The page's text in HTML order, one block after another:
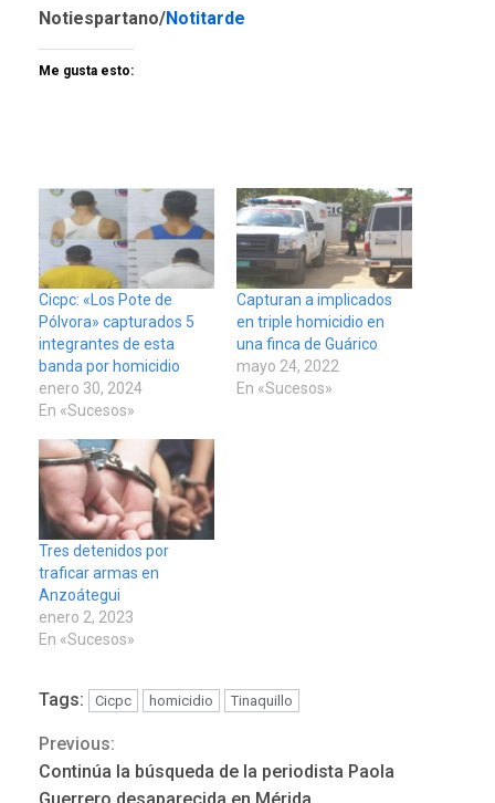
Notiespartano/Notitarde
Me gusta esto:
Cicpc: «Los Pote de
Pólvora» capturados 5
integrantes de esta
banda por homicidio
enero 30, 2024
En «Sucesos»
Capturan a implicados
en triple homicidio en
una finca de Guárico
mayo 24, 2022
En «Sucesos»
Tres detenidos por
traficar armas en
Anzoátegui
enero 2, 2023
En «Sucesos»
Tags: Cicpc homicidio Tinaquillo
Continue
Previous:
Continúa la búsqueda de la periodista Paola